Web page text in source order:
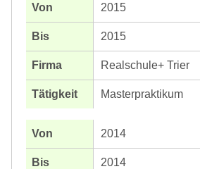
2015
2015
Realschule+ Trier
Masterpraktikum
2014
2014